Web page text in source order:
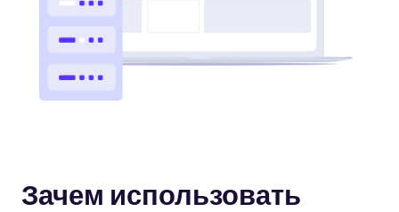
Зачем использовать